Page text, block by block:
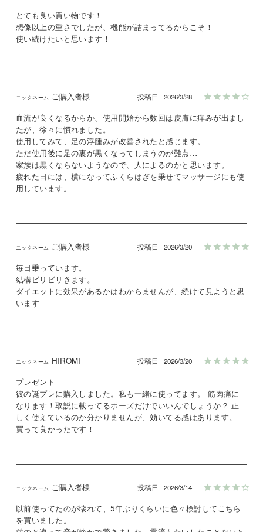
とても良い買い物です！
想像以上の重さでしたが、機能が詰まってるからこそ！
使い続けたいと思います！
ご購入者様 投稿日 2026/3/28
血流が良くなるからか、使用開始から数回は皮膚に痒みが出まし
たが、徐々に慣れました。
使用してみて、足の浮腫みが改善されたと感じます。
ただ使用後に足の裏が黒くなってしまうのが難点…
家族は黒くならないようなので、人によるのかと思います。
疲れた日には、横になってふくらはぎを乗せてマッサージにも使
用しています。
ご購入者様 投稿日 2026/3/20
毎日乗っています。
結構ビリビリきます。
ダイエットに効果があるかはわからませんが、続けて見ようと思
います
HIROMI 投稿日 2026/3/20
プレゼント
彼の誕プレに購入しました。私も一緒に使ってます。 筋肉痛に
なります！取説に載ってるポーズだけでいいんでしょうか？ 正
しく使えているのか分かりませんが、効いてる感はあります。
買って良かったです！
ご購入者様 投稿日 2026/3/14
以前使ってたのが壊れて、5年ぶりくらいに色々検討してこちら
を買いました。